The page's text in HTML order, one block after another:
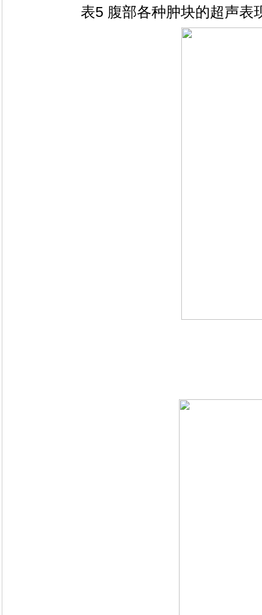
表5 腹部各种肿块的超声表